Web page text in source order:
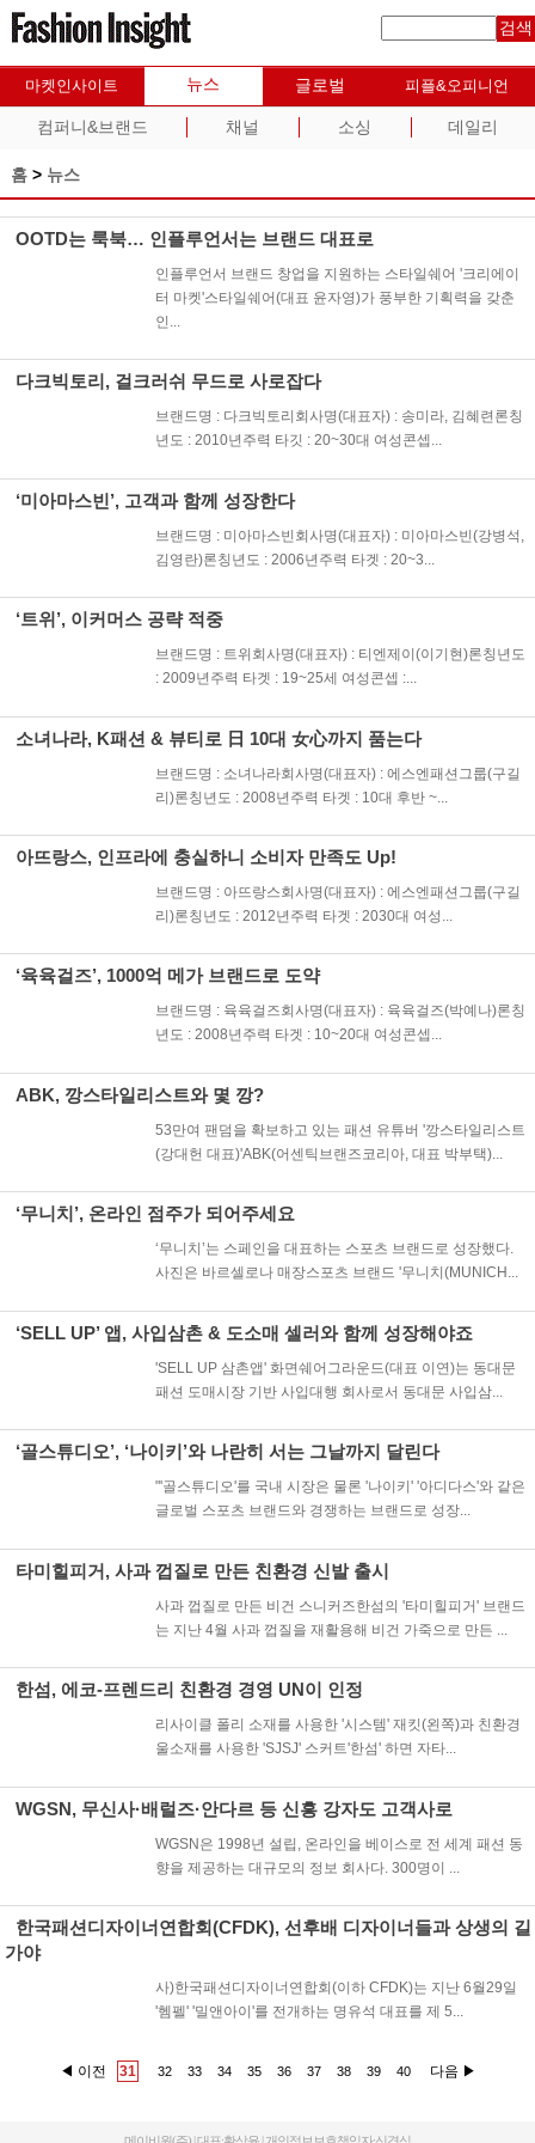
검색
마켓인사이트 뉴스 글로벌 피플&오피니언
컴퍼니&브랜드 채널 소싱 데일리
홈> 뉴스
OOTD는 룩북… 인플루언서는 브랜드 대표로
인플루언서 브랜드 창업을 지원하는 스타일쉐어 '크리에이
터 마켓'스타일쉐어(대표 윤자영)가 풍부한 기획력을 갖춘
인...
다크빅토리, 걸크러쉬 무드로 사로잡다
브랜드명 : 다크빅토리회사명(대표자) : 송미라, 김혜련론칭
년도 : 2010년주력 타깃 : 20~30대 여성콘셉...
‘미아마스빈’, 고객과 함께 성장한다
브랜드명 : 미아마스빈회사명(대표자) : 미아마스빈(강병석,
김영란)론칭년도 : 2006년주력 타겟 : 20~3...
‘트위’, 이커머스 공략 적중
브랜드명 : 트위회사명(대표자) : 티엔제이(이기현)론칭년도
: 2009년주력 타겟 : 19~25세 여성콘셉 :...
소녀나라, K패션 & 뷰티로 日 10대 女心까지 품는다
브랜드명 : 소녀나라회사명(대표자) : 에스엔패션그룹(구길
리)론칭년도 : 2008년주력 타겟 : 10대 후반 ~...
아뜨랑스, 인프라에 충실하니 소비자 만족도 Up!
브랜드명 : 아뜨랑스회사명(대표자) : 에스엔패션그룹(구길
리)론칭년도 : 2012년주력 타겟 : 2030대 여성...
‘육육걸즈’, 1000억 메가 브랜드로 도약
브랜드명 : 육육걸즈회사명(대표자) : 육육걸즈(박예나)론칭
년도 : 2008년주력 타겟 : 10~20대 여성콘셉...
ABK, 깡스타일리스트와 몇 깡?
53만여 팬덤을 확보하고 있는 패션 유튜버 '깡스타일리스트
(강대헌 대표)'ABK(어센틱브랜즈코리아, 대표 박부택)...
‘무니치’, 온라인 점주가 되어주세요
‘무니치’는 스페인을 대표하는 스포츠 브랜드로 성장했다.
사진은 바르셀로나 매장스포츠 브랜드 '무니치(MUNICH...
‘SELL UP’ 앱, 사입삼촌 & 도소매 셀러와 함께 성장해야죠
'SELL UP 삼촌앱' 화면쉐어그라운드(대표 이연)는 동대문
패션 도매시장 기반 사입대행 회사로서 동대문 사입삼...
‘골스튜디오’, ‘나이키’와 나란히 서는 그날까지 달린다
"'골스튜디오'를 국내 시장은 물론 '나이키' '아디다스'와 같은
글로벌 스포츠 브랜드와 경쟁하는 브랜드로 성장...
타미힐피거, 사과 껍질로 만든 친환경 신발 출시
사과 껍질로 만든 비건 스니커즈한섬의 '타미힐피거' 브랜드
는 지난 4월 사과 껍질을 재활용해 비건 가죽으로 만든 ...
한섬, 에코-프렌드리 친환경 경영 UN이 인정
리사이클 폴리 소재를 사용한 '시스템' 재킷(왼쪽)과 친환경
울소재를 사용한 'SJSJ' 스커트'한섬' 하면 자타...
WGSN, 무신사·배럴즈·안다르 등 신흥 강자도 고객사로
WGSN은 1998년 설립, 온라인을 베이스로 전 세계 패션 동
향을 제공하는 대규모의 정보 회사다. 300명이 ...
한국패션디자이너연합회(CFDK), 선후배 디자이너들과 상생의 길
가야
사)한국패션디자이너연합회(이하 CFDK)는 지난 6월29일
'헴펠' '밀앤아이'를 전개하는 명유석 대표를 제 5...
◀ 이전 31 32 33 34 35 36 37 38 39 40 다음 ▶